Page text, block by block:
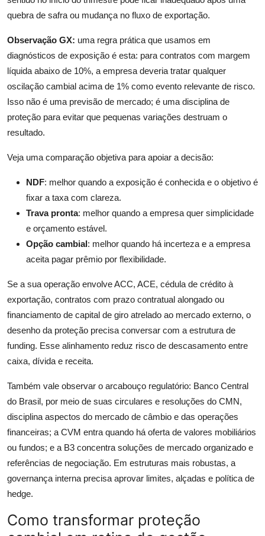
quebra de safra ou mudança no fluxo de exportação.
Observação GX: uma regra prática que usamos em
diagnósticos de exposição é esta: para contratos com margem
líquida abaixo de 10%, a empresa deveria tratar qualquer
oscilação cambial acima de 1% como evento relevante de risco.
Isso não é uma previsão de mercado; é uma disciplina de
proteção para evitar que pequenas variações destruam o
resultado.
Veja uma comparação objetiva para apoiar a decisão:
NDF: melhor quando a exposição é conhecida e o objetivo é
fixar a taxa com clareza.
Trava pronta: melhor quando a empresa quer simplicidade
e orçamento estável.
Opção cambial: melhor quando há incerteza e a empresa
aceita pagar prêmio por flexibilidade.
Se a sua operação envolve ACC, ACE, cédula de crédito à
exportação, contratos com prazo contratual alongado ou
financiamento de capital de giro atrelado ao mercado externo, o
desenho da proteção precisa conversar com a estrutura de
funding. Esse alinhamento reduz risco de descasamento entre
caixa, dívida e receita.
Também vale observar o arcabouço regulatório: Banco Central
do Brasil, por meio de suas circulares e resoluções do CMN,
disciplina aspectos do mercado de câmbio e das operações
financeiras; a CVM entra quando há oferta de valores mobiliários
ou fundos; e a B3 concentra soluções de mercado organizado e
referências de negociação. Em estruturas mais robustas, a
governança interna precisa aprovar limites, alçadas e política de
hedge.
Como transformar proteção